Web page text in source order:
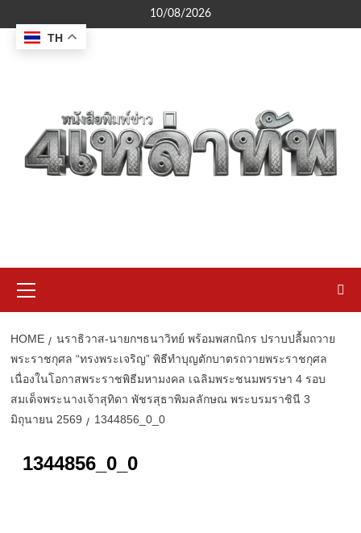
to
content
10/08/2026
Menu
HOME
นราธิวาส-นายกฯธนาวิทย์ พร้อมพสกนิกร ปราบปลื้มถวาย
พระราชกุศล “ทรงพระเจริญ” พิธีทำบุญตักบาตรถวายพระราชกุศล
เนื่องในโอกาสพระราชพิธีมหามงคล เฉลิมพระชนมพรรษา 4 รอบ
สมเด็จพระนางเจ้าสุทิดา พัชรสุธาพิมลลักษณ พระบรมราชินี 3
มิถุนายน 2569
1344856_0_0
1344856_0_0
TH